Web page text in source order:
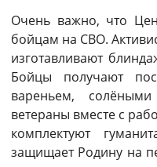
Очень важно, что
бойцам на СВО.
изготавливают
Бойцы получают
вареньем,
ветераны вместе с
комплектуют
защищает Родину на